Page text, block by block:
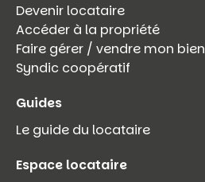
Devenir locataire
Accéder à la propriété
Faire gérer / vendre mon bien
Syndic coopératif
Guides
Le guide du locataire
Espace locataire